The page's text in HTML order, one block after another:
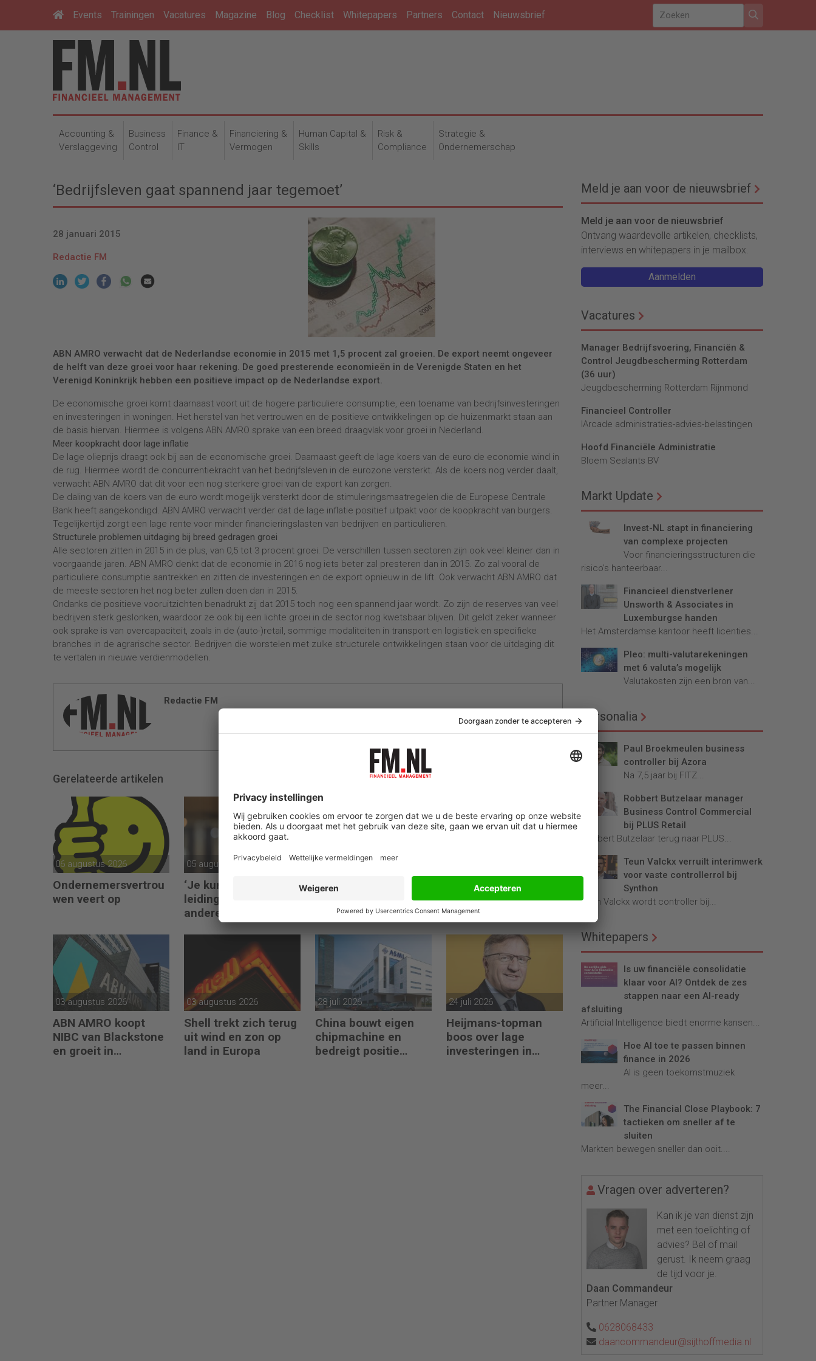
Events Trainingen Vacatures Magazine Blog Checklist Whitepapers Partners Contact Nieuwsbrief
Accounting &
Verslaggeving
Business
Control
Finance &
IT
Financiering &
Vermogen
Human Capital &
Skills
Risk &
Compliance
Strategie &
Ondernemerschap
‘Bedrijfsleven gaat spannend jaar tegemoet’
28 januari 2015
Redactie FM
ABN AMRO verwacht dat de Nederlandse economie in 2015 met 1,5 procent zal groeien. De export neemt ongeveer
de helft van deze groei voor haar rekening. De goed presterende economieën in de Verenigde Staten en het
Verenigd Koninkrijk hebben een positieve impact op de Nederlandse export.
De economische groei komt daarnaast voort uit de hogere particuliere consumptie, een toename van bedrijfsinvesteringen
en investeringen in woningen. Het herstel van het vertrouwen en de positieve ontwikkelingen op de huizenmarkt staan aan
de basis hiervan. Hiermee is volgens ABN AMRO sprake van een breed draagvlak voor groei in Nederland.
Meer koopkracht door lage inflatie
De lage olieprijs draagt ook bij aan de economische groei. Daarnaast geeft de lage koers van de euro de economie wind in
de rug. Hiermee wordt de concurrentiekracht van het bedrijfsleven in de eurozone versterkt. Als de koers nog verder daalt,
verwacht ABN AMRO dat dit voor een nog sterkere groei van de export kan zorgen.
De daling van de koers van de euro wordt mogelijk versterkt door de stimuleringsmaatregelen die de Europese Centrale
Bank heeft aangekondigd. ABN AMRO verwacht verder dat de lage inflatie positief uitpakt voor de koopkracht van burgers.
Tegelijkertijd zorgt een lage rente voor minder financieringslasten van bedrijven en particulieren.
Structurele problemen uitdaging bij breed gedragen groei
Alle sectoren zitten in 2015 in de plus, van 0,5 tot 3 procent groei. De verschillen tussen sectoren zijn ook veel kleiner dan in
voorgaande jaren. ABN AMRO denkt dat de economie in 2016 nog iets beter zal presteren dan in 2015. Zo zal vooral de
particuliere consumptie aantrekken en zitten de investeringen en de export opnieuw in de lift. Ook verwacht ABN AMRO dat
de meeste sectoren het nog beter zullen doen dan in 2015.
Ondanks de positieve vooruitzichten benadrukt zij dat 2015 toch nog een spannend jaar wordt. Zo zijn de reserves van veel
bedrijven sterk geslonken, waardoor ze ook bij een lichte groei in de sector nog kwetsbaar blijven. Dit geldt zeker wanneer
ook sprake is van overcapaciteit, zoals in de (auto-)retail, sommige modaliteiten in transport en logistiek en specifieke
branches in de agrarische sector. Bedrijven die worstelen met zulke structurele ontwikkelingen staan voor de uitdaging dit
te vertalen in nieuwe verdienmodellen.
Redactie FM
Gerelateerde artikelen
06 augustus 2026
Ondernemersvertrou
wen veert op
05 augustus 2026
‘Je kunt alleen
leidinggeven aan
anderen als je leiding
kunt geven aan
04 augustus 2026
Crisp zoekt Head of
prestaties en AI-
gebruik te versnellen
Oorlog stuwt olieprijs:
Exxon en Chevron
incasseren
miljardenwinsten
03 augustus 2026
ABN AMRO koopt
NIBC van Blackstone
en groeit in
03 augustus 2026
Shell trekt zich terug
uit wind en zon op
land in Europa
28 juli 2026
China bouwt eigen
chipmachine en
bedreigt positie
24 juli 2026
Heijmans-topman
boos over lage
investeringen in
Meld je aan voor de nieuwsbrief
Meld je aan voor de nieuwsbrief
Ontvang waardevolle artikelen, checklists,
interviews en whitepapers in je mailbox.
Aanmelden
Vacatures
Manager Bedrijfsvoering, Financiën &
Control Jeugdbescherming Rotterdam
(36 uur)
Jeugdbescherming Rotterdam Rijnmond
Financieel Controller
lArcade administraties-advies-belastingen
Hoofd Financiële Administratie
Bloem Sealants BV
Markt Update
Invest-NL stapt in financiering
van complexe projecten
Voor financieringsstructuren die
risico’s hanteerbaar...
Financieel dienstverlener
Unsworth & Associates in
Luxemburgse handen
Het Amsterdamse kantoor heeft licenties...
Pleo: multi-valutarekeningen
met 6 valuta’s mogelijk
Valutakosten zijn een bron van...
Personalia
Paul Broekmeulen business
controller bij Azora
Na 7,5 jaar bij FITZ...
Robbert Butzelaar manager
Business Control Commercial
bij PLUS Retail
Robbert Butzelaar terug naar PLUS...
Teun Valckx verruilt interimwerk
voor vaste controllerrol bij
Synthon
Teun Valckx wordt controller bij...
Whitepapers
Is uw financiële consolidatie
klaar voor AI? Ontdek de zes
stappen naar een AI-ready
afsluiting
Artificial Intelligence biedt enorme kansen...
Hoe AI toe te passen binnen
finance in 2026
AI is geen toekomstmuziek
meer...
The Financial Close Playbook: 7
tactieken om sneller af te
sluiten
Markten bewegen sneller dan ooit....
Vragen over adverteren?
Kan ik je van dienst zijn
met een toelichting of
advies? Bel of mail
gerust. Ik neem graag
de tijd voor je.
Daan Commandeur
Partner Manager
0628068433
daancommandeur@sijthoffmedia.nl